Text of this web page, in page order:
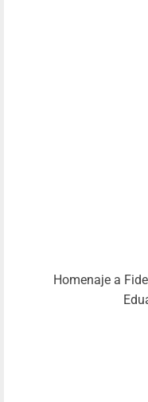
Homenaje a